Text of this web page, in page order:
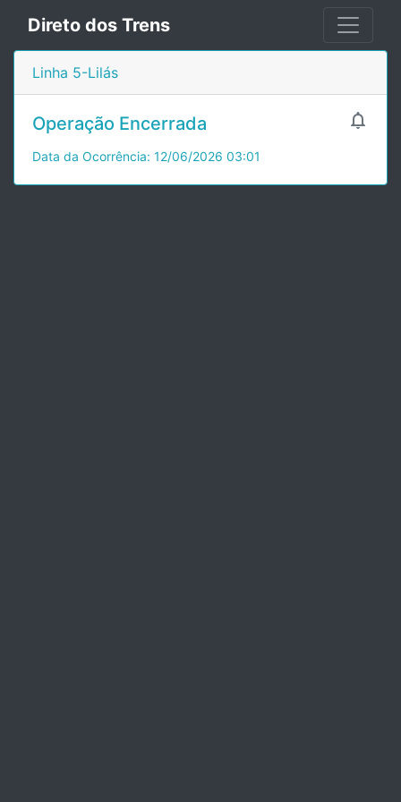
Direto dos Trens
Linha 5-Lilás

Operação Encerrada
Data da Ocorrência: 12/06/2026 03:01